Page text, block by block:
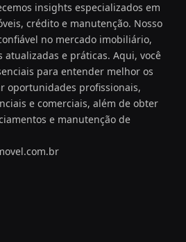
insights especializados em
crédito e manutenção. Nosso
no mercado imobiliário,
e práticas. Aqui, você
para entender melhor os
oportunidades profissionais,
e comerciais, além de obter
e manutenção de